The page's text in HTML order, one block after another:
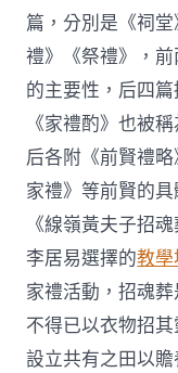
篇，分別是《祠
禮》《祭禮》，
的主要性，后四
《家禮酌》也被
后各附《前賢禮
家禮》等前賢的
《線嶺黃夫子招
李居易選擇的教
家禮活動，招魂
不得已以衣物招
設立共有之田以